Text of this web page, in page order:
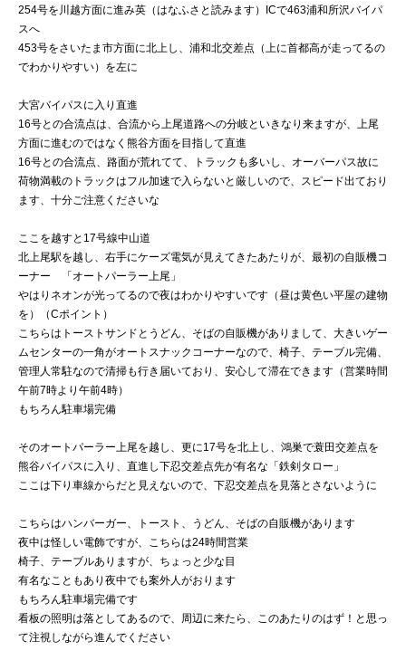
254号を川越方面に進み英（はなふさと読みます）ICで463浦和所沢バイパ
スへ
453号をさいたま市方面に北上し、浦和北交差点（上に首都高が走ってるの
でわかりやすい）を左に
大宮バイパスに入り直進
16号との合流点は、合流から上尾道路への分岐といきなり来ますが、上尾
方面に進むのではなく熊谷方面を目指して直進
16号との合流点、路面が荒れてて、トラックも多いし、オーバーパス故に
荷物満載のトラックはフル加速で入らないと厳しいので、スピード出ており
ます、十分ご注意くださいな
ここを越すと17号線中山道
北上尾駅を越し、右手にケーズ電気が見えてきたあたりが、最初の自販機コ
ーナー 「オートパーラー上尾」
やはりネオンが光ってるので夜はわかりやすいです（昼は黄色い平屋の建物
を）（Cポイント）
こちらはトーストサンドとうどん、そばの自販機がありまして、大きいゲー
ムセンターの一角がオートスナックコーナーなので、椅子、テーブル完備、
管理人常駐なので清掃も行き届いており、安心して滞在できます（営業時間
午前7時より午前4時）
もちろん駐車場完備
そのオートパーラー上尾を越し、更に17号を北上し、鴻巣で蓑田交差点を
熊谷バイパスに入り、直進し下忍交差点先が有名な「鉄剣タロー」
ここは下り車線からだと見えないので、下忍交差点を見落とさないように
こちらはハンバーガー、トースト、うどん、そばの自販機があります
夜中は怪しい電飾ですが、こちらは24時間営業
椅子、テーブルありますが、ちょっと少な目
有名なこともあり夜中でも案外人がおります
もちろん駐車場完備です
看板の照明は落としてあるので、周辺に来たら、このあたりのはず！と思っ
て注視しながら進んでください